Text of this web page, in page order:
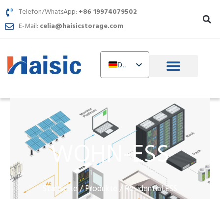
Zum
Inhalt
springen
Telefon/WhatsApp: +86 19974079502
E-Mail: celia@haisicstorage.com
DE
EN
FR
PL
NL
WOHN-ESS
Startseite/Produkte / Residential ESS